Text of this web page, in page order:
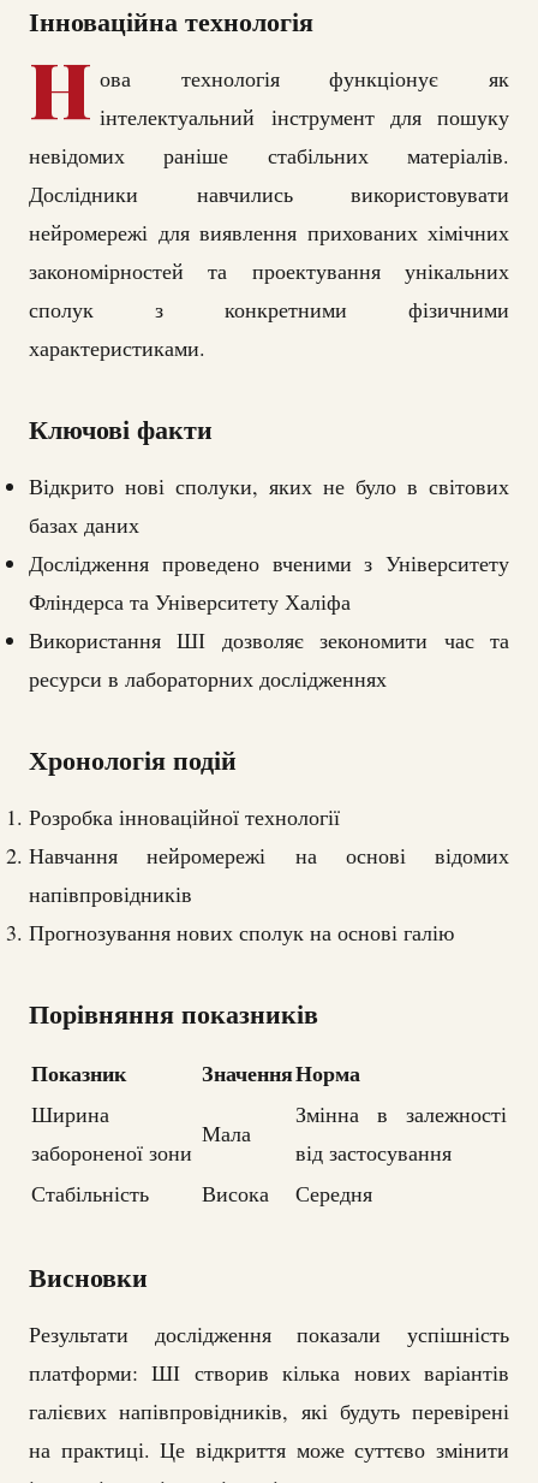
Інноваційна технологія
Н ова технологія функціонує як
інтелектуальний інструмент для пошуку
невідомих раніше стабільних матеріалів.
Дослідники навчились використовувати
нейромережі для виявлення прихованих хімічних
закономірностей та проектування унікальних
сполук з конкретними фізичними
характеристиками.
Ключові факти
Відкрито нові сполуки, яких не було в світових
базах даних
Дослідження проведено вченими з Університету
Фліндерса та Університету Халіфа
Використання ШІ дозволяє зекономити час та
ресурси в лабораторних дослідженнях
Хронологія подій
Розробка інноваційної технології
Навчання нейромережі на основі відомих
напівпровідників
Прогнозування нових сполук на основі галію
Порівняння показників
Показник ЗначенняНорма
Ширина
забороненої зони
Мала
Змінна в залежності
від застосування
Стабільність
Висока Середня
Висновки
Результати дослідження показали успішність
платформи: ШІ створив кілька нових варіантів
галієвих напівпровідників, які будуть перевірені
на практиці. Це відкриття може суттєво змінити